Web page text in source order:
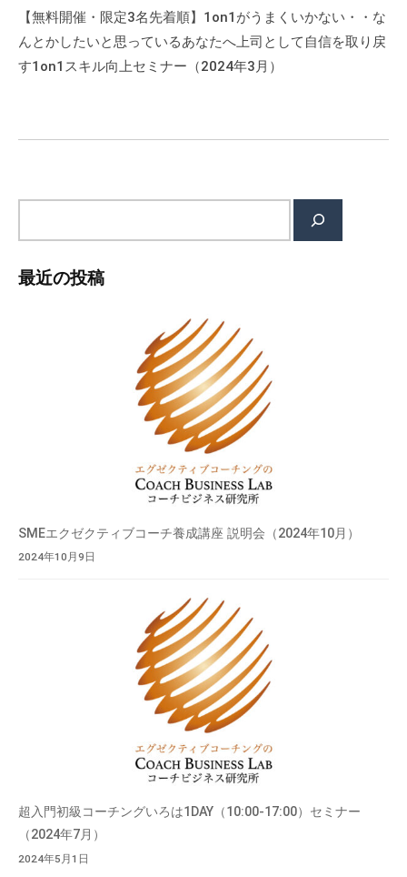
ー
シ
ョ
【無料開催・限定3名先着順】1on1がうまくいかない・・な
んとかしたいと思っているあなたへ上司として自信を取り戻
す1on1スキル向上セミナー（2024年3月）
最近の投稿
SMEエクゼクティブコーチ養成講座 説明会（2024年10月）
2024年10月9日
超入門初級コーチングいろは1DAY（10:00-17:00）セミナー
（2024年7月）
2024年5月1日